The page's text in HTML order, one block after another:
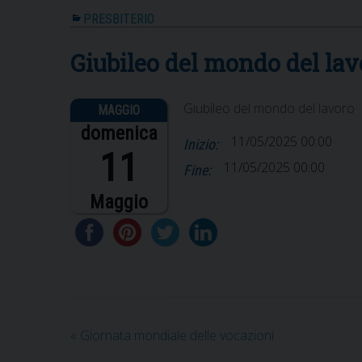
PRESBITERIO
Giubileo del mondo del
domenica
11
Maggio
Giubileo del mondo del lavoro
Inizio: 11/05/2025 00:00
Fine: 11/05/2025 00:00
« Giornata mondiale delle vocazioni